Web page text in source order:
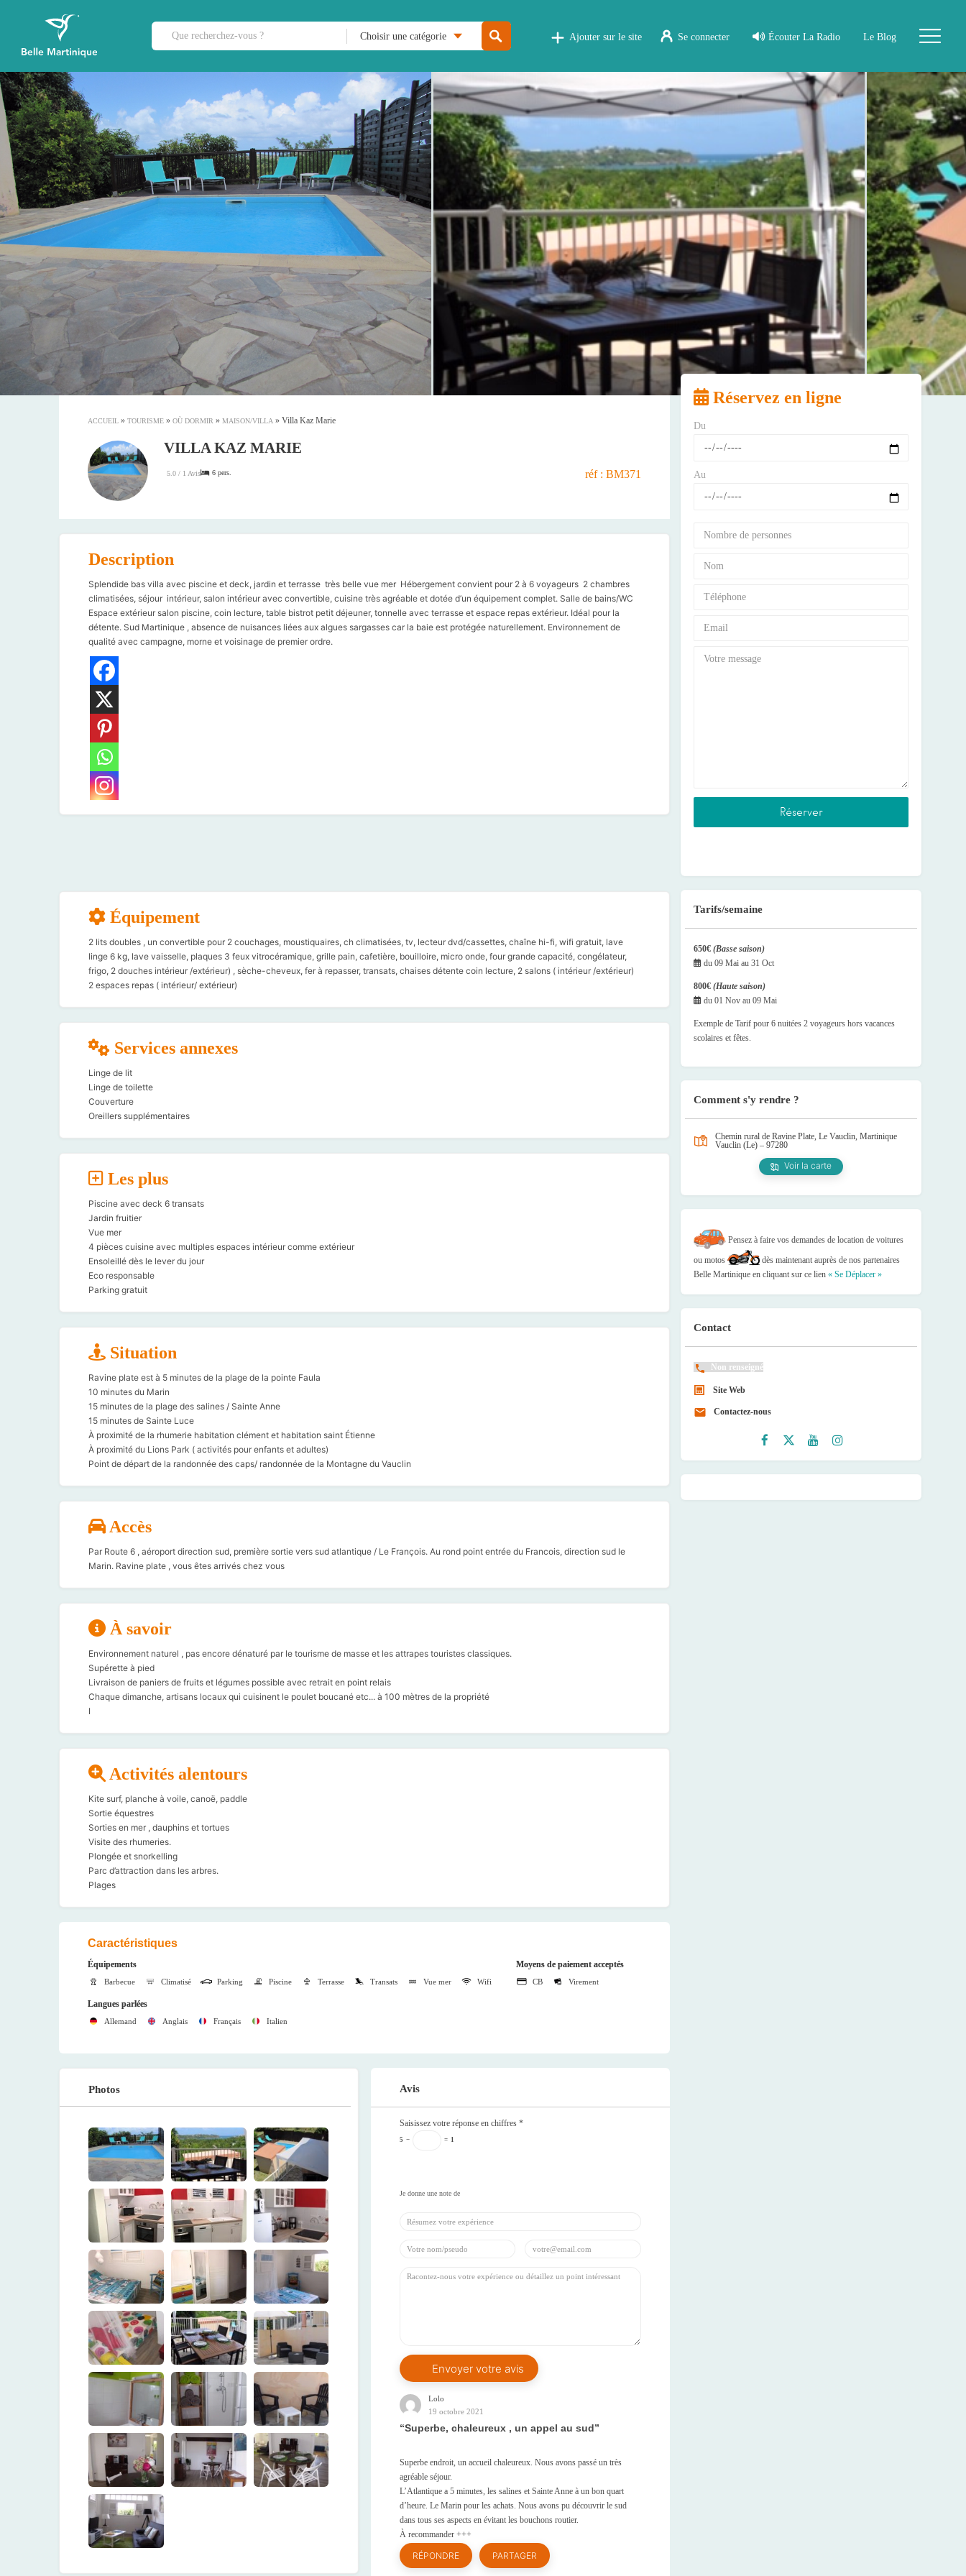
Choisir une catégorie Ajouter sur le site Se connecter Écouter La Radio Le Blog
ACCUEIL » TOURISME » OÙ DORMIR » MAISON/VILLA » Villa Kaz Marie
VILLA KAZ MARIE
5.0 / 1 Avis 6 pers. réf : BM371
Description
Splendide bas villa avec piscine et deck, jardin et terrasse très belle vue mer Hébergement convient pour 2 à 6 voyageurs 2 chambres
climatisées, séjour intérieur, salon intérieur avec convertible, cuisine très agréable et dotée d’un équipement complet. Salle de bains/WC
Espace extérieur salon piscine, coin lecture, table bistrot petit déjeuner, tonnelle avec terrasse et espace repas extérieur. Idéal pour la
détente. Sud Martinique , absence de nuisances liées aux algues sargasses car la baie est protégée naturellement. Environnement de
qualité avec campagne, morne et voisinage de premier ordre.
Équipement
2 lits doubles , un convertible pour 2 couchages, moustiquaires, ch climatisées, tv, lecteur dvd/cassettes, chaîne hi-fi, wifi gratuit, lave
linge 6 kg, lave vaisselle, plaques 3 feux vitrocéramique, grille pain, cafetière, bouilloire, micro onde, four grande capacité, congélateur,
frigo, 2 douches intérieur /extérieur) , sèche-cheveux, fer à repasser, transats, chaises détente coin lecture, 2 salons ( intérieur /extérieur)
2 espaces repas ( intérieur/ extérieur)
Services annexes
Linge de lit
Linge de toilette
Couverture
Oreillers supplémentaires
Les plus
Piscine avec deck 6 transats
Jardin fruitier
Vue mer
4 pièces cuisine avec multiples espaces intérieur comme extérieur
Ensoleillé dès le lever du jour
Eco responsable
Parking gratuit
Situation
Ravine plate est à 5 minutes de la plage de la pointe Faula
10 minutes du Marin
15 minutes de la plage des salines / Sainte Anne
15 minutes de Sainte Luce
À proximité de la rhumerie habitation clément et habitation saint Étienne
À proximité du Lions Park ( activités pour enfants et adultes)
Point de départ de la randonnée des caps/ randonnée de la Montagne du Vauclin
Accès
Par Route 6 , aéroport direction sud, première sortie vers sud atlantique / Le François. Au rond point entrée du Francois, direction sud le
Marin. Ravine plate , vous êtes arrivés chez vous
À savoir
Environnement naturel , pas encore dénaturé par le tourisme de masse et les attrapes touristes classiques.
Supérette à pied
Livraison de paniers de fruits et légumes possible avec retrait en point relais
Chaque dimanche, artisans locaux qui cuisinent le poulet boucané etc... à 100 mètres de la propriété
I
Activités alentours
Kite surf, planche à voile, canoë, paddle
Sortie équestres
Sorties en mer , dauphins et tortues
Visite des rhumeries.
Plongée et snorkelling
Parc d’attraction dans les arbres.
Plages
Caractéristiques
Équipements
Barbecue Climatisé Parking Piscine Terrasse Transats Vue mer Wifi
Moyens de paiement acceptés
CB Virement
Langues parlées
Allemand Anglais Français Italien
Photos Avis
Saisissez votre réponse en chiffres*
5 − = 1
Lolo
19 octobre 2021
Superbe, chaleureux , un appel au sud
Superbe endroit, un accueil chaleureux. Nous avons passé un très
agréable séjour.
L’Atlantique a 5 minutes, les salines et Sainte Anne à un bon quart
d’heure. Le Marin pour les achats. Nous avons pu découvrir le sud
dans tous ses aspects en évitant les bouchons routier.
À recommander +++
RÉPONDRE PARTAGER
Réservez en ligne
Du
Au
Tarifs/semaine
650€ (Basse saison)
du 09 Mai au 31 Oct
800€ (Haute saison)
du 01 Nov au 09 Mai
Exemple de Tarif pour 6 nuitées 2 voyageurs hors vacances
scolaires et fêtes.
Comment s'y rendre ?
Chemin rural de Ravine Plate, Le Vauclin, Martinique
Vauclin (Le) – 97280
Voir la carte
Pensez à faire vos demandes de location de voitures
ou motos
dès maintenant auprès de nos partenaires
Belle Martinique en cliquant sur ce lien « Se Déplacer »
Contact
Non renseigné
Site Web
Contactez-nous